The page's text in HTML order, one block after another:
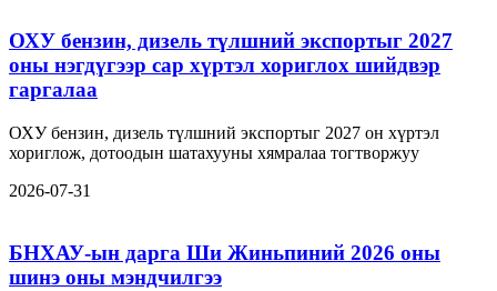
ОХУ бензин, дизель түлшний экспортыг 2027
оны нэгдүгээр сар хүртэл хориглох шийдвэр
гаргалаа
ОХУ бензин, дизель түлшний экспортыг 2027 он хүртэл
хориглож, дотоодын шатахууны хямралаа тогтворжуу
2026-07-31
БНХАУ-ын дарга Ши Жиньпиний 2026 оны
шинэ оны мэндчилгээ